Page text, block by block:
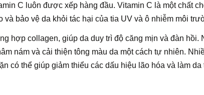
C luôn được xếp hàng đầu. Vitamin C là một chất
bảo vệ da khỏi tác hại của tia UV và ô nhiễm môi
hợp collagen, giúp da duy trì độ căng mịn và đàn hồi.
nám và cải thiện tông màu da một cách tự nhiên.
có thể giúp giảm thiểu các dấu hiệu lão hóa và làm da